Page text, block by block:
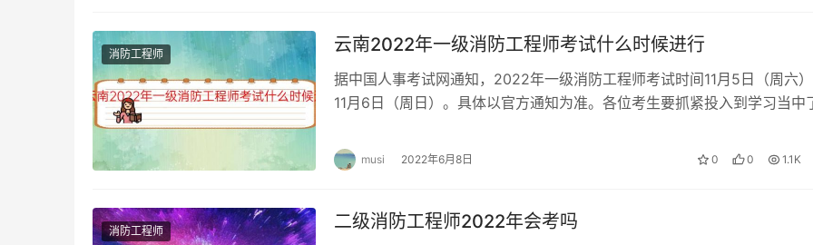
消防工程师 云南2022年一级消防工程师考试什么时候进行
据中国人事考试网通知，2022年一级消防工程师考试时间11月5日（周六
11月6日（周日）。具体以官方通知为准。各位考生要抓紧投入到学习当中
musi 2022年6月8日 0 0 1.1K
消防工程师 二级消防工程师2022年会考吗